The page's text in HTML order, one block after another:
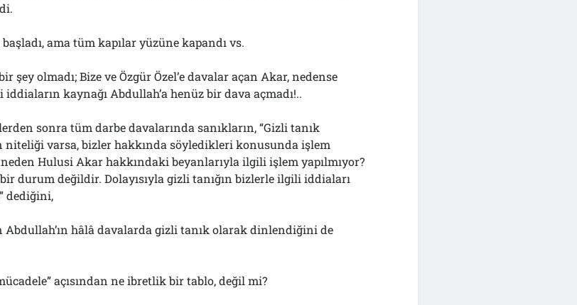
ama tüm kapılar yüzüne kapandı vs.
şey olmadı; Bize ve Özgür Özel’e davalar açan Akar, nedense
kaynağı Abdullah’a henüz bir dava açmadı!..
sonra tüm darbe davalarında sanıkların, “Gizli tanık
niteliği varsa, bizler hakkında söyledikleri konusunda işlem
neden Hulusi Akar hakkındaki beyanlarıyla ilgili işlem yapılmıyor?
durum değildir. Dolayısıyla gizli tanığın bizlerle ilgili iddiaları
dediğini,
Abdullah’ın hâlâ davalarda gizli tanık olarak dinlendiğini de
açısından ne ibretlik bir tablo, değil mi?